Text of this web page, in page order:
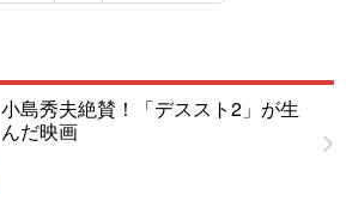
小島秀夫絶賛！「デススト2」が生
んだ映画